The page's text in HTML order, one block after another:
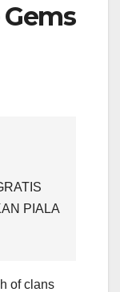
PIALA
of clans